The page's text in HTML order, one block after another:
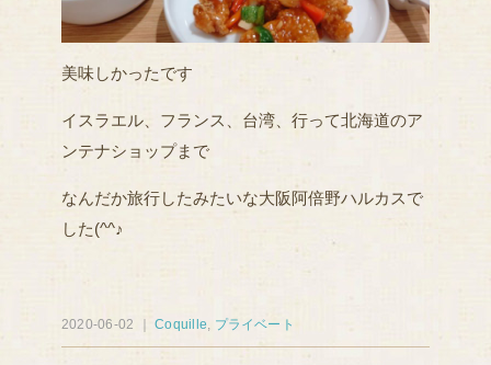
美味しかったです
イスラエル、フランス、台湾、行って北海道のア
ンテナショップまで
なんだか旅行したみたいな大阪阿倍野ハルカスで
した(^^♪
2020-06-02 ｜Coquille, プライベート